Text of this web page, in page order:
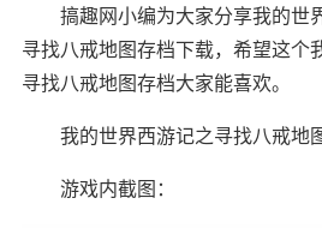
搞趣网小编为大家分享我的世
寻找八戒地图存档下载，希望这个
寻找八戒地图存档大家能喜欢。
我的世界西游记之寻找八戒地
游戏内截图：